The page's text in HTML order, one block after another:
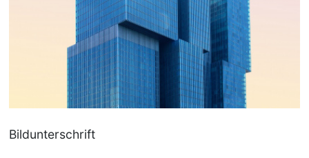
Bildunterschrift